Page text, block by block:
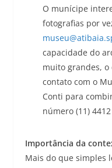
O munícipe
fotografias por
capacidade do
muito grandes,
contato com o
Conti para
número (11)
Importância da
Mais do que simples